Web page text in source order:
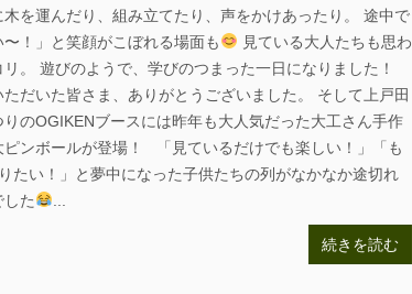
木を運んだり、組み立てたり、声をかけあったり。 途中で
〜！」と笑顔がこぼれる場面も
見ている大人たちも思わ
。 遊びのようで、学びのつまった一日になりました！
ただいた皆さま、ありがとうございました。 そして上戸田
りのOGIKENブースには昨年も大人気だった大工さん手作
ピンボールが登場！ 「見ているだけでも楽しい！」「も
たい！」と夢中になった子供たちの列がなかなか途切れ
した
続きを読む